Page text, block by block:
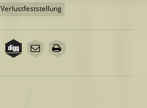
Verlustfeststellung